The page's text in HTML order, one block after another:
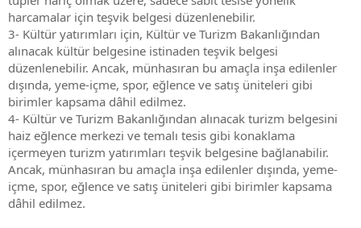
harcamalar için teşvik belgesi düzenlenebilir.
3- Kültür yatırımları için, Kültür ve Turizm Bakanlığından
alınacak kültür belgesine istinaden teşvik belgesi
düzenlenebilir. Ancak, münhasıran bu amaçla inşa edilenler
dışında, yeme-içme, spor, eğlence ve satış üniteleri gibi
birimler kapsama dâhil edilmez.
4- Kültür ve Turizm Bakanlığından alınacak turizm belgesini
haiz eğlence merkezi ve temalı tesis gibi konaklama
içermeyen turizm yatırımları teşvik belgesine bağlanabilir.
Ancak, münhasıran bu amaçla inşa edilenler dışında, yeme-
içme, spor, eğlence ve satış üniteleri gibi birimler kapsama
dâhil edilmez.